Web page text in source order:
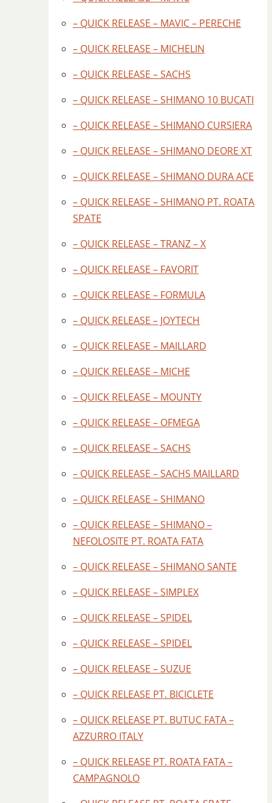
– QUICK RELEASE – MAVIC – PERECHE
– QUICK RELEASE – MICHELIN
– QUICK RELEASE – SACHS
– QUICK RELEASE – SHIMANO 10 BUCATI
– QUICK RELEASE – SHIMANO CURSIERA
– QUICK RELEASE – SHIMANO DEORE XT
– QUICK RELEASE – SHIMANO DURA ACE
– QUICK RELEASE – SHIMANO PT. ROATA
SPATE
– QUICK RELEASE – TRANZ – X
– QUICK RELEASE – FAVORIT
– QUICK RELEASE – FORMULA
– QUICK RELEASE – JOYTECH
– QUICK RELEASE – MAILLARD
– QUICK RELEASE – MICHE
– QUICK RELEASE – MOUNTY
– QUICK RELEASE – OFMEGA
– QUICK RELEASE – SACHS
– QUICK RELEASE – SACHS MAILLARD
– QUICK RELEASE – SHIMANO
– QUICK RELEASE – SHIMANO –
NEFOLOSITE PT. ROATA FATA
– QUICK RELEASE – SHIMANO SANTE
– QUICK RELEASE – SIMPLEX
– QUICK RELEASE – SPIDEL
– QUICK RELEASE – SPIDEL
– QUICK RELEASE – SUZUE
– QUICK RELEASE PT. BICICLETE
– QUICK RELEASE PT. BUTUC FATA –
AZZURRO ITALY
– QUICK RELEASE PT. ROATA FATA –
CAMPAGNOLO